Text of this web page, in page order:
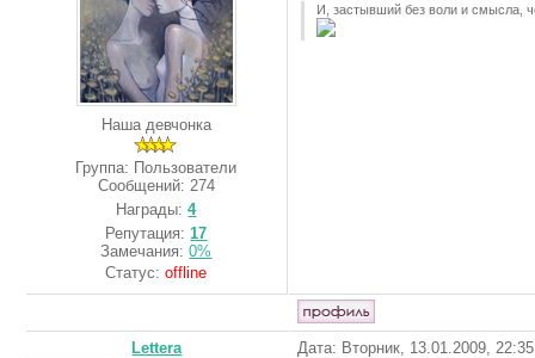
Наша девчонка
Группа: Пользователи
Сообщений: 274
Награды:4
Репутация: 17
Замечания:0%
Статус:offline
И, застывший без воли и смысла,
Lettera Дата: Вторник, 13.01.2009,